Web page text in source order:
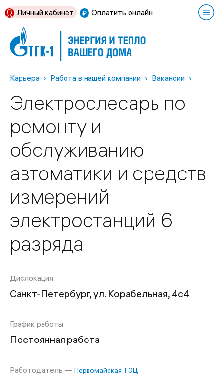
Оплатить онлайн
Личный кабинет
Карьера Работа в нашей компании Вакансии
Электрослесарь по
ремонту и
обслуживанию
автоматики и средств
измерений
электростанций 6
разряда
Дислокация
Санкт-Петербург, ул. Корабельная, 4с4
График работы
Постоянная работа
Работодатель — Первомайская ТЭЦ